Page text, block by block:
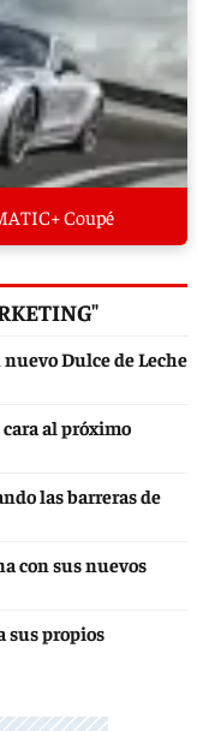
Coupé
Dulce de Leche
al próximo
las barreras de
con sus nuevos
sus propios